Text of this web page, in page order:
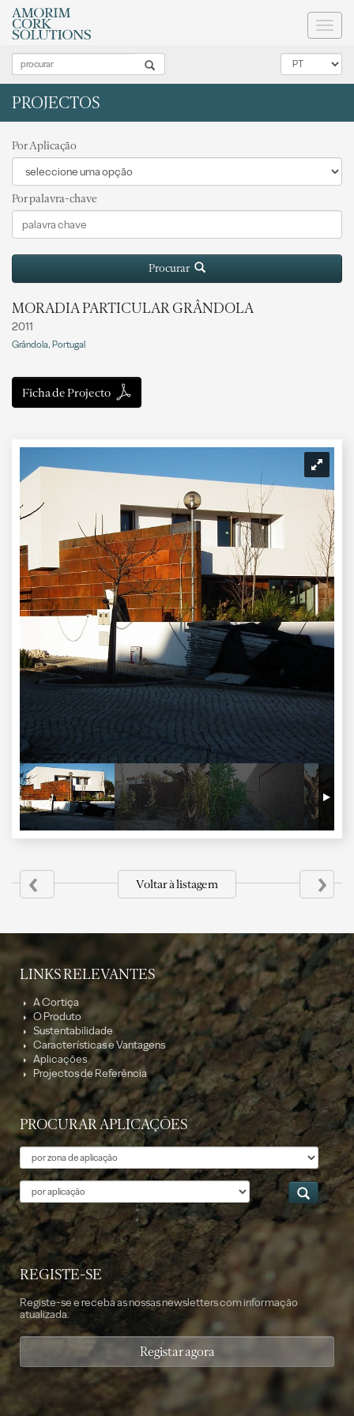
PROJECTOS
Por Aplicação
Por palavra-chave
Procurar
MORADIA PARTICULAR GRÂNDOLA
2011
Grândola, Portugal
Ficha de Projecto
‹ Voltar à listagem ›
LINKS RELEVANTES
A Cortiça
O Produto
Sustentabilidade
Características e Vantagens
Aplicações
Projectos de Referência
PROCURAR APLICAÇÕES
Tema
Aplicação
REGISTE-SE
Registe-se e receba as nossas newsletters com informação
atualizada.
Registar agora